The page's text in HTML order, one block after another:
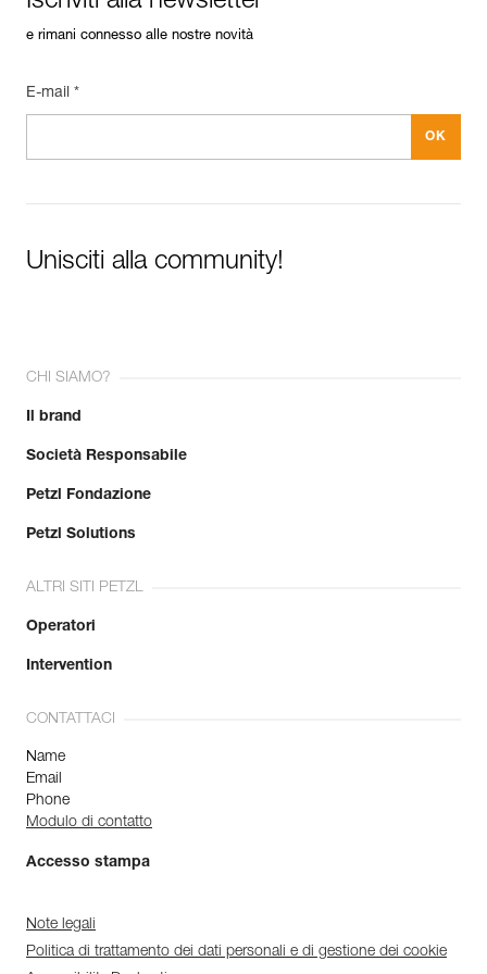
e rimani connesso alle nostre novità
E-mail *
Unisciti alla community!
CHI SIAMO?
Il brand
Società Responsabile
Petzl Fondazione
Petzl Solutions
ALTRI SITI PETZL
Operatori
Intervention
CONTATTACI
Name
Email
Phone
Modulo di contatto
Accesso stampa
Note legali
Politica di trattamento dei dati personali e di gestione dei cookie